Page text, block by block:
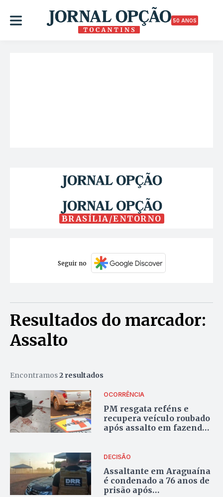
50 ANOS
BRASÍLIA/ENTORNO
Seguir no
Resultados do marcador:
Assalto
Encontramos2 resultados
OCORRÊNCIA
PM resgata reféns e
recupera veículo roubado
após assalto em fazenda
DECISÃO
Assaltante em Araguaína
é condenado a 76 anos de
prisão após